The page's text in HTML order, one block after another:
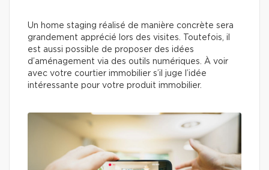
Un home staging réalisé de manière concrète sera
grandement apprécié lors des visites. Toutefois, il
est aussi possible de proposer des idées
d’aménagement via des outils numériques. À voir
avec votre courtier immobilier s’il juge l’idée
intéressante pour votre produit immobilier.